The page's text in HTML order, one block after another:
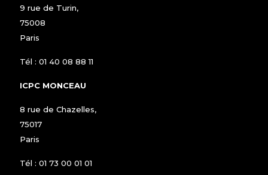
9 rue de Turin,
75008
Paris
Tél : 01 40 08 88 11
ICPC MONCEAU
8 rue de Chazelles,
75017
Paris
Tél : 01 73 00 01 01